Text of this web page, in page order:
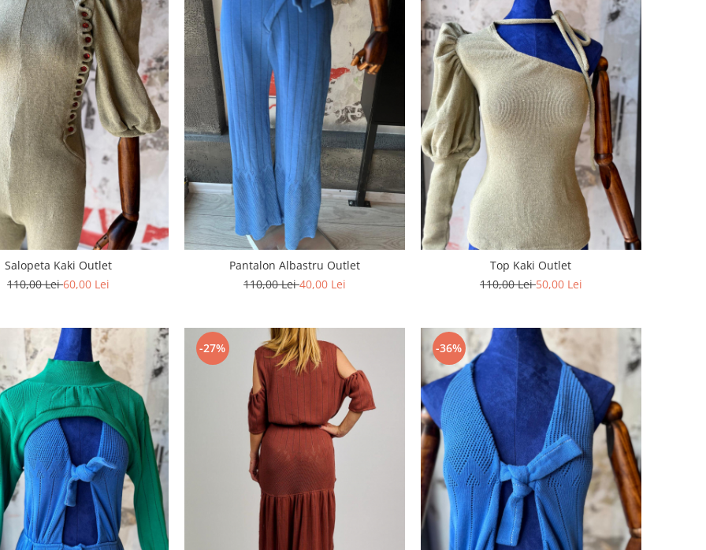
Salopeta Kaki Outlet
110,00 Lei60,00 Lei
Pantalon Albastru Outlet
110,00 Lei40,00 Lei
Top Kaki Outlet
110,00 Lei50,00 Lei
-27% -36%